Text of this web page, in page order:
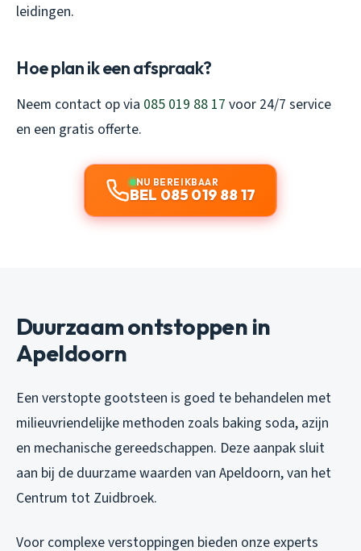
leidingen.
Hoe plan ik een afspraak?
Neem contact op via 085 019 88 17 voor 24/7 service
en een gratis offerte.
NU BEREIKBAAR
BEL 085 019 88 17
Duurzaam ontstoppen in
Apeldoorn
Een verstopte gootsteen is goed te behandelen met
milieuvriendelijke methoden zoals baking soda, azijn
en mechanische gereedschappen. Deze aanpak sluit
aan bij de duurzame waarden van Apeldoorn, van het
Centrum tot Zuidbroek.
Voor complexe verstoppingen bieden onze experts